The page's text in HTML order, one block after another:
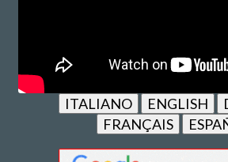
ITALIANO ENGLISH
FRANÇAIS